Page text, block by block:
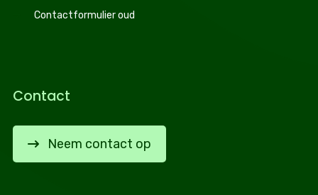
Contactformulier oud
Contact
Neem contact op